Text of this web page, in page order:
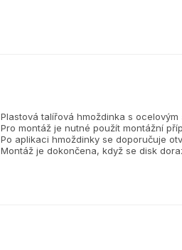
Plastová talířová hmoždinka s
Pro montáž je nutné použít montážní
Po aplikaci hmoždinky se doporučuje
Montáž je dokončena, když se disk